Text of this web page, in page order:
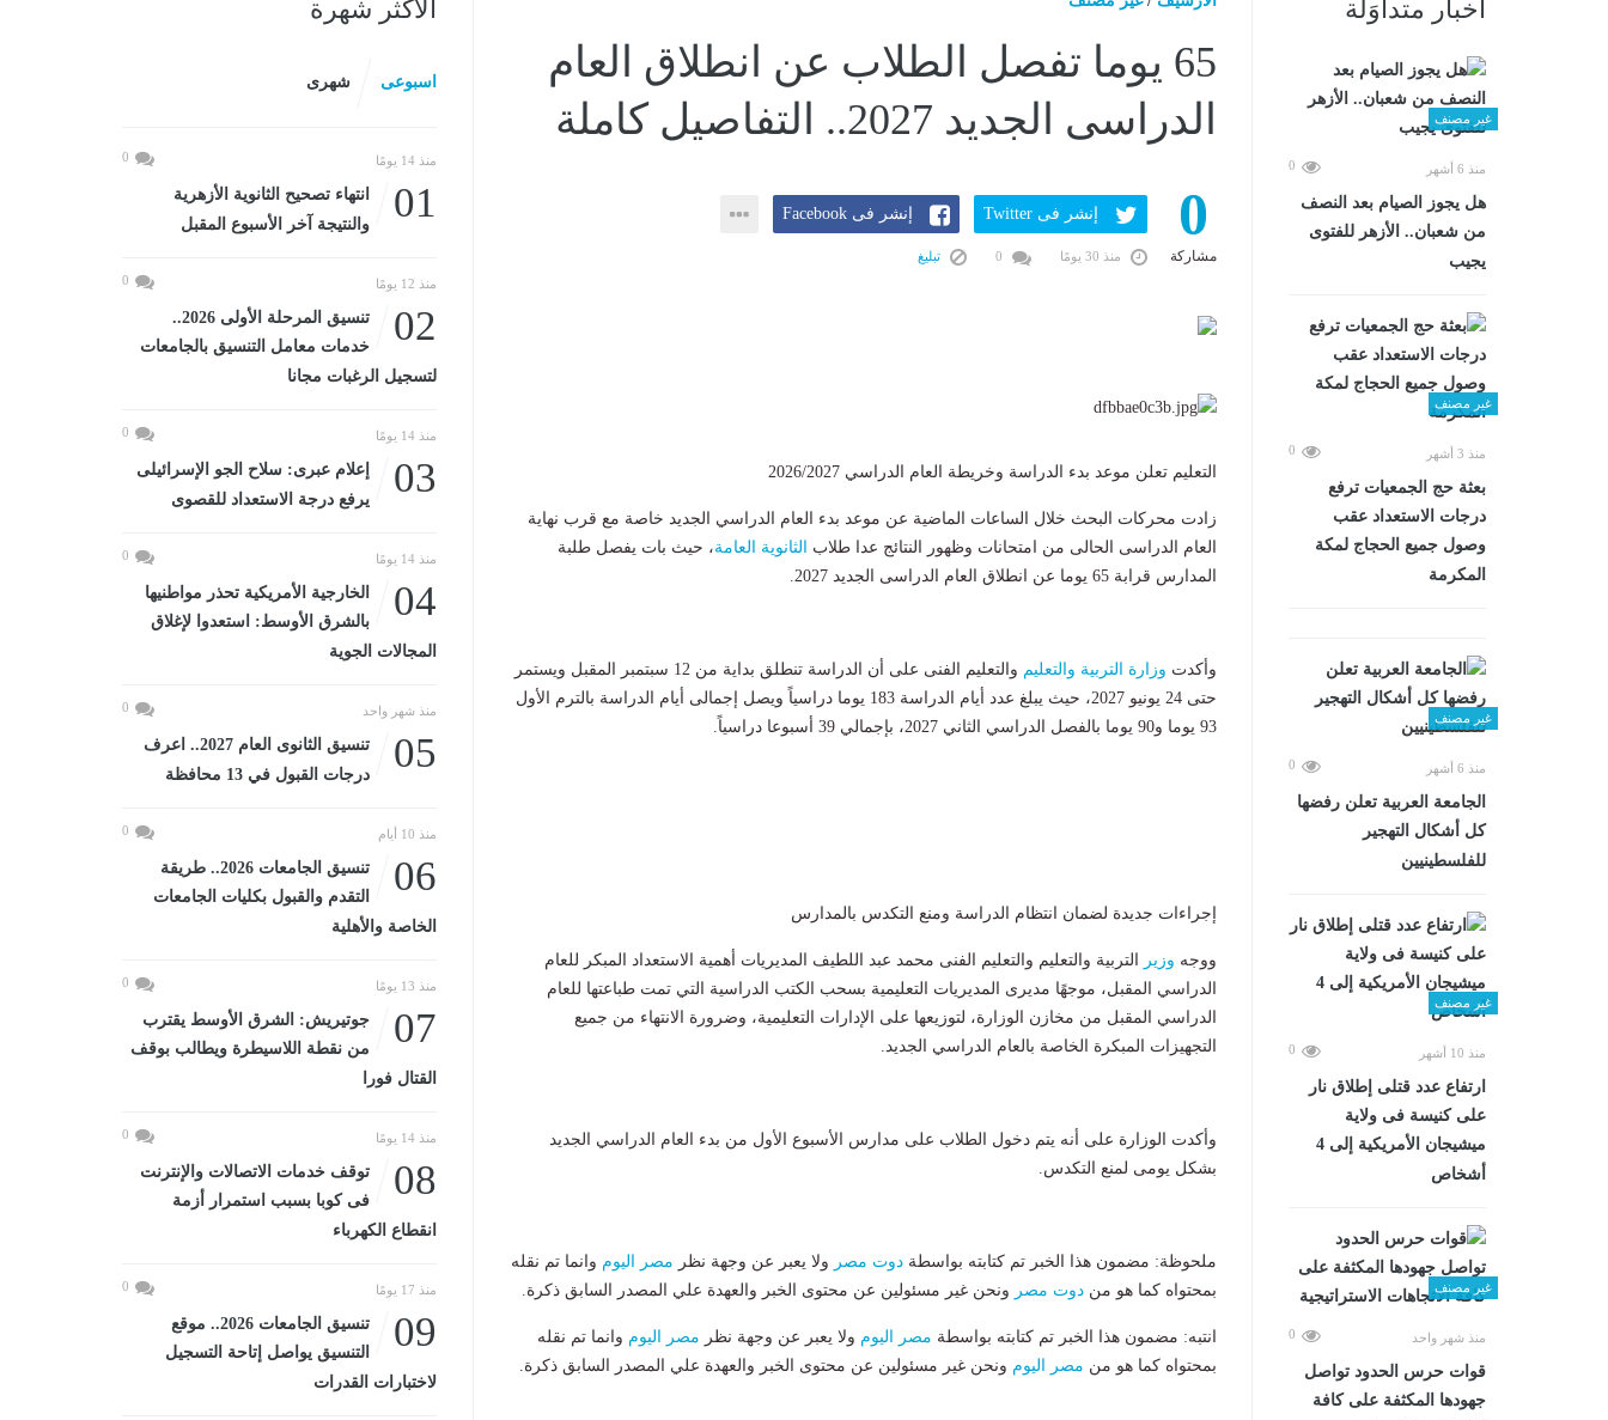
أخبار متداوَلة
غير مصنف
منذ 6 أشهر 0
هل يجوز الصيام بعد النصف
من شعبان.. الأزهر للفتوى
يجيب
غير مصنف
منذ 3 أشهر 0
بعثة حج الجمعيات ترفع
درجات الاستعداد عقب
وصول جميع الحجاج لمكة
المكرمة
غير مصنف
منذ 6 أشهر 0
الجامعة العربية تعلن رفضها
كل أشكال التهجير
للفلسطينيين
غير مصنف
منذ 10 أشهر 0
ارتفاع عدد قتلى إطلاق نار
على كنيسة فى ولاية
ميشيجان الأمريكية إلى 4
أشخاص
غير مصنف
منذ شهر واحد 0
قوات حرس الحدود تواصل
جهودها المكثفة على كافة
65 يوما تفصل الطلاب عن انطلاق العام
الدراسى الجديد 2027.. التفاصيل كاملة
0
مشاركة
إنشر فى Twitter إنشر فى Facebook
منذ 30 يومًا تبليغ
التعليم تعلن موعد بدء الدراسة وخريطة العام الدراسي 2026/2027
زادت محركات البحث خلال الساعات الماضية عن موعد بدء العام الدراسي الجديد خاصة مع قرب نهاية
العام الدراسى الحالى من امتحانات وظهور النتائج عدا طلاب
الثانوية العامة، حيث بات يفصل طلبة
المدارس قرابة 65 يوما عن انطلاق العام الدراسى الجديد 2027.
وأكدت وزارة التربية والتعليم
والتعليم الفنى على أن الدراسة تنطلق بداية من 12 سبتمبر المقبل ويستمر
حتى 24 يونيو 2027، حيث يبلغ عدد أيام الدراسة 183 يوما دراسياً ويصل إجمالى أيام الدراسة بالترم الأول
93 يوما و90 يوما بالفصل الدراسي الثاني 2027، بإجمالي 39 أسبوعا دراسياً.
إجراءات جديدة لضمان انتظام الدراسة ومنع التكدس بالمدارس
ووجه وزير
التربية والتعليم والتعليم الفنى محمد عبد اللطيف المديريات أهمية الاستعداد المبكر للعام
الدراسي المقبل، موجهًا مديرى المديريات التعليمية بسحب الكتب الدراسية التي تمت طباعتها للعام
الدراسي المقبل من مخازن الوزارة، لتوزيعها على الإدارات التعليمية، وضرورة الانتهاء من جميع
التجهيزات المبكرة الخاصة بالعام الدراسي الجديد.
وأكدت الوزارة على أنه يتم دخول الطلاب على مدارس الأسبوع الأول من بدء العام الدراسي الجديد
بشكل يومى لمنع التكدس.
ملحوظة: مضمون هذا الخبر تم كتابته بواسطة دوت مصر ولا يعبر عن وجهة نظر مصر اليوم وانما تم نقله
بمحتواه كما هو من دوت مصر ونحن غير مسئولين عن محتوى الخبر والعهدة علي المصدر السابق ذكرة.
انتبه: مضمون هذا الخبر تم كتابته بواسطة مصر اليوم ولا يعبر عن وجهة نظر مصر اليوم وانما تم نقله
بمحتواه كما هو من مصر اليوم ونحن غير مسئولين عن محتوى الخبر والعهدة علي المصدر السابق ذكرة.
الأكثر شهرة
اسبوعى شهرى
منذ 14 يومًا 0
01
انتهاء تصحيح الثانوية الأزهرية
والنتيجة آخر الأسبوع المقبل
منذ 12 يومًا 0
02
تنسيق المرحلة الأولى 2026..
خدمات معامل التنسيق بالجامعات
لتسجيل الرغبات مجانا
منذ 14 يومًا 0
03
إعلام عبرى: سلاح الجو الإسرائيلى
يرفع درجة الاستعداد للقصوى
منذ 14 يومًا 0
04
الخارجية الأمريكية تحذر مواطنيها
بالشرق الأوسط: استعدوا لإغلاق
المجالات الجوية
منذ شهر واحد 0
05
تنسيق الثانوى العام 2027.. اعرف
درجات القبول في 13 محافظة
منذ 10 أيام 0
06
تنسيق الجامعات 2026.. طريقة
التقدم والقبول بكليات الجامعات
الخاصة والأهلية
منذ 13 يومًا 0
07
جوتيريش: الشرق الأوسط يقترب
من نقطة اللاسيطرة ويطالب بوقف
القتال فورا
منذ 14 يومًا 0
08
توقف خدمات الاتصالات والإنترنت
فى كوبا بسبب استمرار أزمة
انقطاع الكهرباء
منذ 17 يومًا 0
09
تنسيق الجامعات 2026.. موقع
التنسيق يواصل إتاحة التسجيل
لاختبارات القدرات